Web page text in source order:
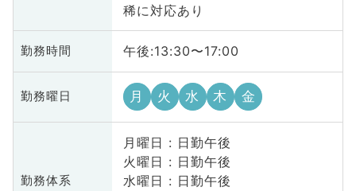
稀に対応あり
勤務時間 午後:13:30〜17:00
勤務曜日 月 火 水 木 金
勤務体系
月曜日 : 日勤午後
火曜日 : 日勤午後
水曜日 : 日勤午後